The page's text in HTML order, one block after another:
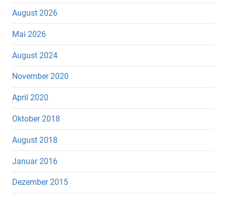
August 2026
Mai 2026
August 2024
November 2020
April 2020
Oktober 2018
August 2018
Januar 2016
Dezember 2015